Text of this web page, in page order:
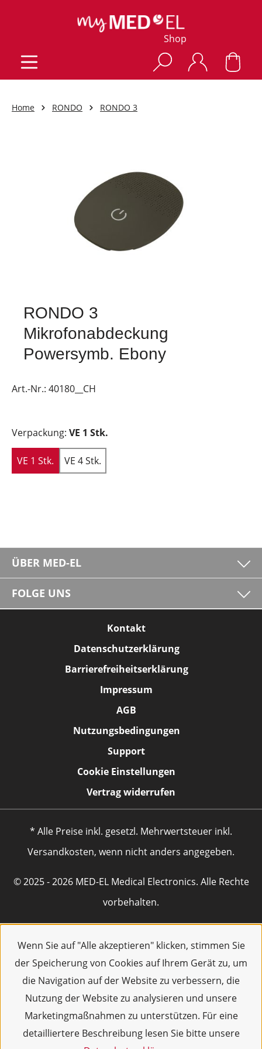
Wenn Sie auf "Alle akzeptieren" klicken, stimmen Sie
der Speicherung von Cookies auf Ihrem Gerät zu, um
die Navigation auf der Website zu verbessern, die
Nutzung der Website zu analysieren und unsere
Marketingmaßnahmen zu unterstützen. Für eine
detailliertere Beschreibung lesen Sie bitte unsere
Shop
Home RONDO RONDO 3
RONDO 3
Mikrofonabdeckung
Powersymb. Ebony
Art.-Nr.: 40180__CH
Verpackung: VE 1 Stk.
VE 1 Stk. VE 4 Stk.
ÜBER MED-EL
FOLGE UNS
Kontakt
Datenschutzerklärung
Barrierefreiheitserklärung
Impressum
AGB
Nutzungsbedingungen
Support
Cookie Einstellungen
Vertrag widerrufen
* Alle Preise inkl. gesetzl. Mehrwertsteuer inkl.
Versandkosten, wenn nicht anders angegeben.
© 2025 - 2026 MED-EL Medical Electronics. Alle Rechte
vorbehalten.